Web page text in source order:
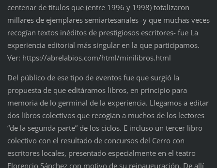
centenar de títulos que (entre 1996 y 1998) totalizaron
millares de ejemplares semiartesanales -y que muchas veces
recogían textos inéditos de prestigiosos escritores- fue La
experiencia editorial más singular en la que participamos.
Ver: https://abrelabios.com/html/minilibros.html
Del público de ese tipo de eventos fue que surgió la
propuesta de que editáramos libros, en principio para
memoria de lo germinal de la experiencia. Llegamos a editar
dos libros colectivos que recogían a muchos de los lectores
“de la segunda parte” de los ciclos. E incluso un tercer libro
colectivo con el resultado de concursos del Cerro con
escritores locales, presentado especialmente en el teatro
Florencio Sánchez con motivo de su reinauguración. De allí